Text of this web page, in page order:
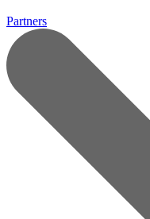
Partners